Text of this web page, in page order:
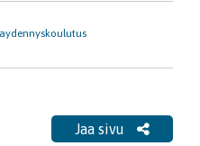
Jaa sivu